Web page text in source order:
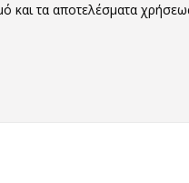
και τα αποτελέσματα